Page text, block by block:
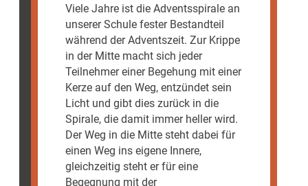
Viele Jahre ist die Adventsspirale an
unserer Schule fester Bestandteil
während der Adventszeit. Zur Krippe
in der Mitte macht sich jeder
Teilnehmer einer Begehung mit einer
Kerze auf den Weg, entzündet sein
Licht und gibt dies zurück in die
Spirale, die damit immer heller wird.
Der Weg in die Mitte steht dabei für
einen Weg ins eigene Innere,
gleichzeitig steht er für eine
Begegnung mit der